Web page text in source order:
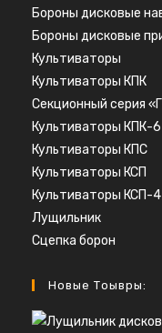
Бороны дисковые
Бороны дисковые
Культиваторы
Культиваторы КПК
Секционный серия
Культиваторы КПК-6
Культиваторы КПС
Культиваторы КСП
Культиваторы КСП-4
Лущильник
Сцепка борон
Новые Тоывры: